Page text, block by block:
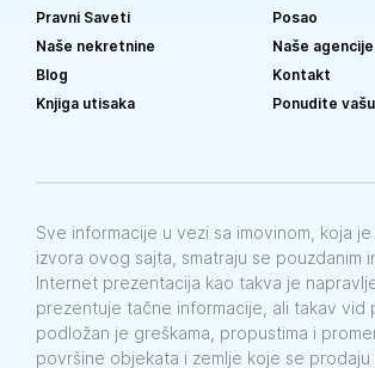
Pravni Saveti
Posao
Naše nekretnine
Naše agencije
Blog
Kontakt
Knjiga utisaka
Ponudite
Sve informacije u vezi sa imovinom, koja
izvora ovog sajta, smatraju se pouzdanim
Internet prezentacija kao takva je
prezentuje tačne informacije, ali takav vid
podložan je greškama, propustima i
površine objekata i zemlje koje se prodaju